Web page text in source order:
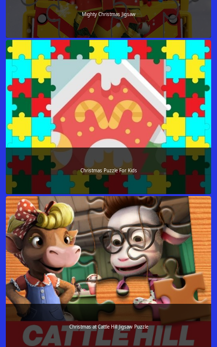
Mighty Christmas Jigsaw
Christmas Puzzle For Kids
Christmas at Cattle Hill Jigsaw Puzzle